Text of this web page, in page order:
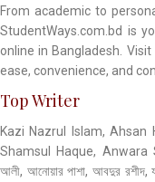
From academic to
StudentWays.com.bd is
online in Bangladesh.
ease, convenience, and
Top Writer
Kazi Nazrul Islam, Ahsan
Shamsul Haque, Anwara
আলী, আনোয়ার পাশা, আবদুর রশীদ,